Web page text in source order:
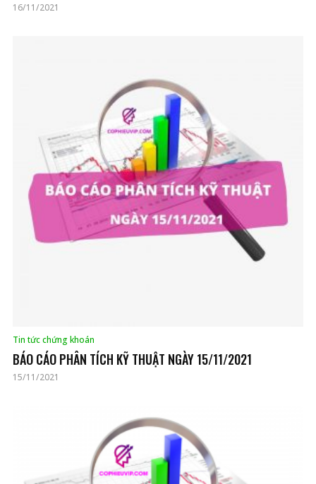
16/11/2021
Tin tức chứng khoán
BÁO CÁO PHÂN TÍCH KỸ THUẬT NGÀY 15/11/2021
15/11/2021